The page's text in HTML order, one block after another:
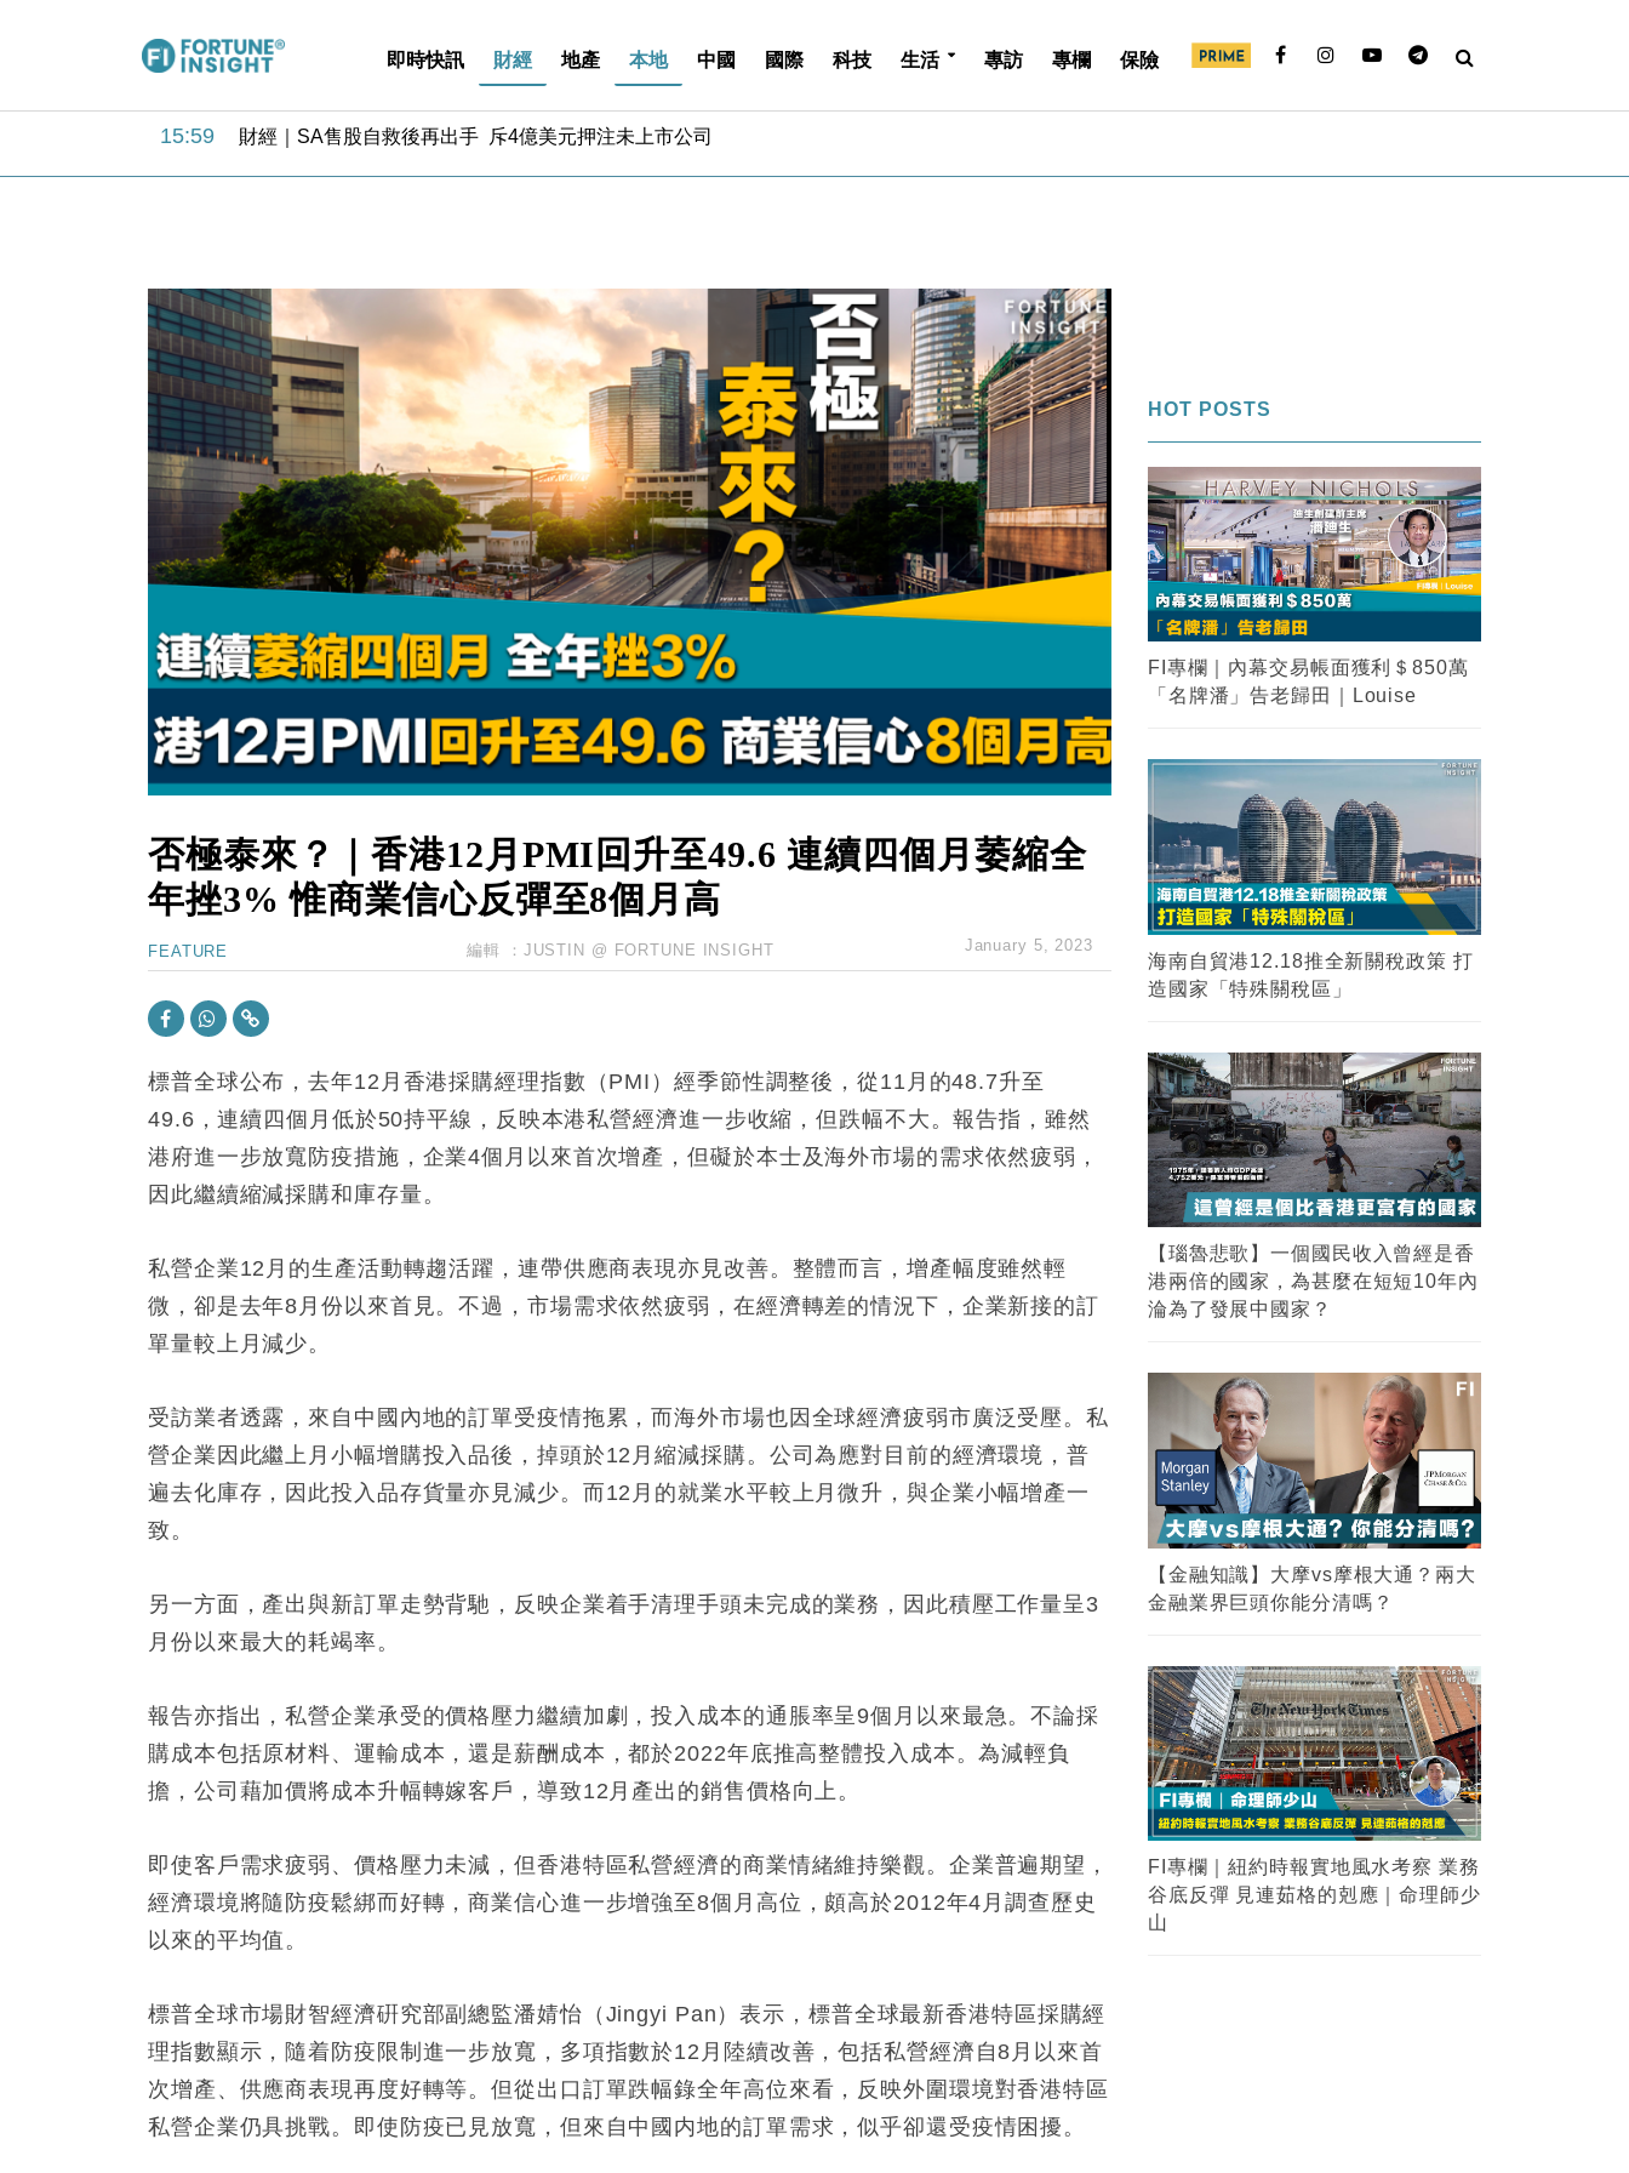
即時快訊 財經 地產 本地 中國 國際 科技 生活 專訪 專欄 保險
15:59 財經｜SA售股自救後再出手 斥4億美元押注未上市公司
11:40 財經｜黑石傳再籌逾360億美元 支援Anthropic租用Google晶片
10:57 財經｜美商務部擬擴大金屬關稅範圍 14類產品或加徵25%
18:15 本地｜新世界K11 9月升級會員制度 增鉑金卡級別鎖定高消費客群
17:40 財經｜本港6月零售額連升14個月 珠寶鐘錶銷售升勢最強
16:33 財經｜滙控重啟最多10億美元回購 派息比率目標維持50%
15:59 財經｜SA售股自救後再出手 斥4億美元押注未上市公司
11:30 財經｜精星香港夥菜鳥拓全球智慧倉儲市場 加快海外市場落地
14:50 地產｜大酒店中期轉賺2300萬元 斥21億翻新香港及東京半島
13:12 國際｜特朗普赴洛杉磯高球場活動前 男子攜槍彈被捕
12:30 財經｜香港7月PMI回落至51 企業擴張放慢兼縮減人手
11:40 財經｜黑石傳再籌逾360億美元 支援Anthropic租用Google晶片
18:15 本地｜新世界K11 9月升級會員制度 增鉑金卡級別鎖定高消費客群
17:40 財經｜本港6月零售額連升14個月 珠寶鐘錶銷售升勢最強
16:33 財經｜滙控重啟最多10億美元回購 派息比率目標維持50%
否極泰來？｜香港12月PMI回升至49.6 連續四個月萎縮全
年挫3% 惟商業信心反彈至8個月高
FEATURE 編輯 ： JUSTIN @ FORTUNE INSIGHT January 5, 2023
標普全球公布，去年12月香港採購經理指數（PMI）經季節性調整後，從11月的48.7升至
49.6，連續四個月低於50持平線，反映本港私營經濟進一步收縮，但跌幅不大。報告指，雖然
港府進一步放寬防疫措施，企業4個月以來首次增產，但礙於本士及海外市場的需求依然疲弱，
因此繼續縮減採購和庫存量。
私營企業12月的生產活動轉趨活躍，連帶供應商表現亦見改善。整體而言，增產幅度雖然輕
微，卻是去年8月份以來首見。不過，市場需求依然疲弱，在經濟轉差的情況下，企業新接的訂
單量較上月減少。
受訪業者透露，來自中國內地的訂單受疫情拖累，而海外市場也因全球經濟疲弱市廣泛受壓。私
營企業因此繼上月小幅增購投入品後，掉頭於12月縮減採購。公司為應對目前的經濟環境，普
遍去化庫存，因此投入品存貨量亦見減少。而12月的就業水平較上月微升，與企業小幅增產一
致。
另一方面，產出與新訂單走勢背馳，反映企業着手清理手頭未完成的業務，因此積壓工作量呈3
月份以來最大的耗竭率。
報告亦指出，私營企業承受的價格壓力繼續加劇，投入成本的通脹率呈9個月以來最急。不論採
購成本包括原材料、運輸成本，還是薪酬成本，都於2022年底推高整體投入成本。為減輕負
擔，公司藉加價將成本升幅轉嫁客戶，導致12月產出的銷售價格向上。
即使客戶需求疲弱、價格壓力未減，但香港特區私營經濟的商業情緒維持樂觀。企業普遍期望，
經濟環境將隨防疫鬆綁而好轉，商業信心進一步增強至8個月高位，頗高於2012年4月調查歷史
以來的平均值。
標普全球市場財智經濟硏究部副總監潘婧怡（Jingyi Pan）表示，標普全球最新香港特區採購經
理指數顯示，隨着防疫限制進一步放寬，多項指數於12月陸續改善，包括私營經濟自8月以來首
次增產、供應商表現再度好轉等。但從出口訂單跌幅錄全年高位來看，反映外圍環境對香港特區
私營企業仍具挑戰。即使防疫已見放寬，但來自中國内地的訂單需求，似乎卻還受疫情困擾。
HOT POSTS
FI專欄｜內幕交易帳面獲利＄850萬
「名牌潘」告老歸田｜Louise
海南自貿港12.18推全新關稅政策 打
造國家「特殊關稅區」
【瑙魯悲歌】一個國民收入曾經是香
港兩倍的國家，為甚麼在短短10年內
淪為了發展中國家？
【金融知識】大摩vs摩根大通？兩大
金融業界巨頭你能分清嗎？
FI專欄｜紐約時報實地風水考察 業務
谷底反彈 見連茹格的剋應｜命理師少
山